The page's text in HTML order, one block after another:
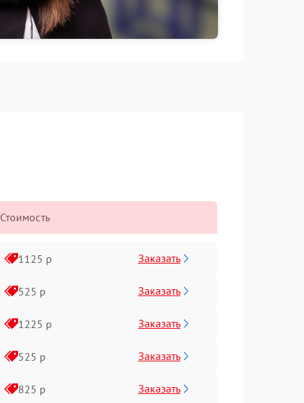
Стоимость
1125 р Заказать
525 р Заказать
1225 р Заказать
525 р Заказать
825 р Заказать